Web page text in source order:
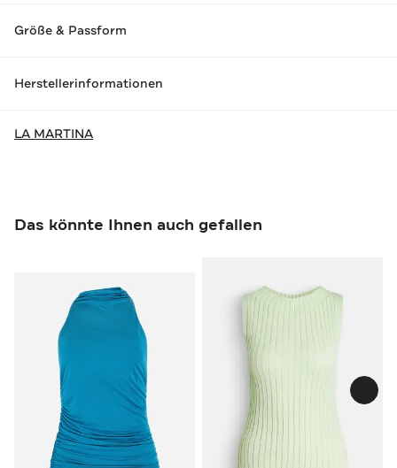
Größe & Passform
Herstellerinformationen
LA MARTINA
Das könnte Ihnen auch gefallen